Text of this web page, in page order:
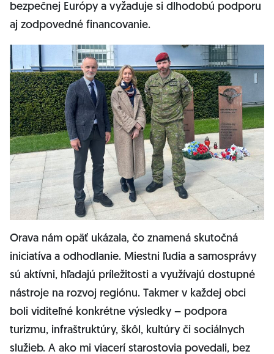
bezpečnej Európy a vyžaduje si dlhodobú podporu
aj zodpovedné financovanie.
Orava nám opäť ukázala, čo znamená skutočná
iniciatíva a odhodlanie. Miestni ľudia a samosprávy
sú aktívni, hľadajú príležitosti a využívajú dostupné
nástroje na rozvoj regiónu. Takmer v každej obci
boli viditeľné konkrétne výsledky – podpora
turizmu, infraštruktúry, škôl, kultúry či sociálnych
služieb. A ako mi viacerí starostovia povedali, bez